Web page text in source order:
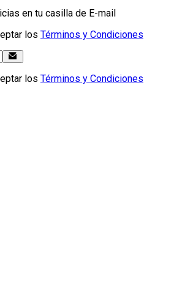
en tu casilla de E-mail
los Términos y Condiciones
los Términos y Condiciones